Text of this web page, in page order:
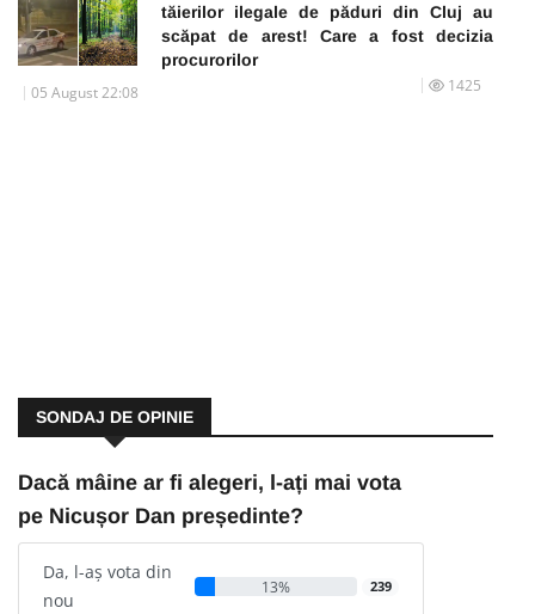
tăierilor ilegale de păduri din Cluj au
scăpat de arest! Care a fost decizia
procurorilor
05 August 22:08 1425
SONDAJ DE OPINIE
Dacă mâine ar fi alegeri, l-ați mai vota
pe Nicușor Dan președinte?
Da, l-aș vota din
nou
13% 239